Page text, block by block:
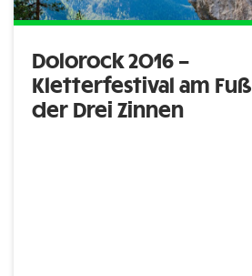
Dolorock 2016 –
Kletterfestival am Fuß
der Drei Zinnen